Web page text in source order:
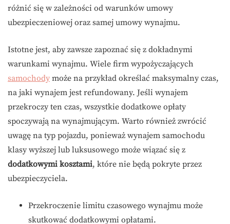
różnić się w zależności od warunków umowy
ubezpieczeniowej oraz samej umowy wynajmu.
Istotne jest, aby zawsze zapoznać się z dokładnymi
warunkami wynajmu. Wiele firm wypożyczających
samochody może na przykład określać maksymalny czas,
na jaki wynajem jest refundowany. Jeśli wynajem
przekroczy ten czas, wszystkie dodatkowe opłaty
spoczywają na wynajmującym. Warto również zwrócić
uwagę na typ pojazdu, ponieważ wynajem samochodu
klasy wyższej lub luksusowego może wiązać się z
dodatkowymi kosztami, które nie będą pokryte przez
ubezpieczyciela.
Przekroczenie limitu czasowego wynajmu może
skutkować dodatkowymi opłatami.